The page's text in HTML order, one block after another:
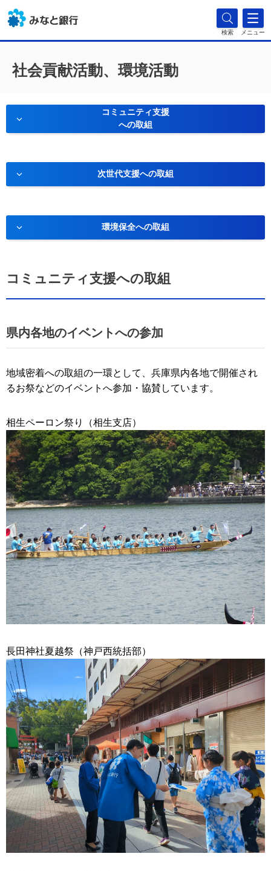
検索 メニュー
社会貢献活動、環境活動
コミュニティ支援
への取組
次世代支援への取組
環境保全への取組
コミュニティ支援への取組
県内各地のイベントへの参加
地域密着への取組の一環として、兵庫県内各地で開催され
るお祭などのイベントへ参加・協賛しています。
相生ペーロン祭り（相生支店）
長田神社夏越祭（神戸西統括部）